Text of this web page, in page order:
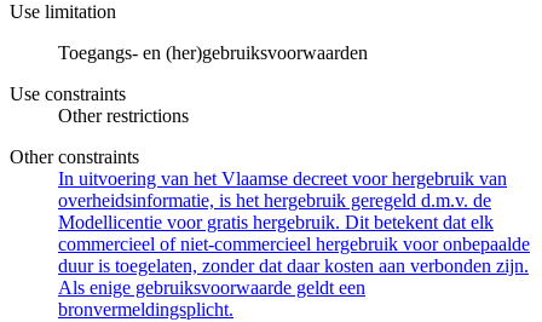
Use limitation
Toegangs- en (her)gebruiksvoorwaarden
Use constraints
Other restrictions
Other constraints
In uitvoering van het Vlaamse decreet voor hergebruik van
overheidsinformatie, is het hergebruik geregeld d.m.v. de
Modellicentie voor gratis hergebruik. Dit betekent dat elk
commercieel of niet-commercieel hergebruik voor onbepaalde
duur is toegelaten, zonder dat daar kosten aan verbonden zijn.
Als enige gebruiksvoorwaarde geldt een
bronvermeldingsplicht.